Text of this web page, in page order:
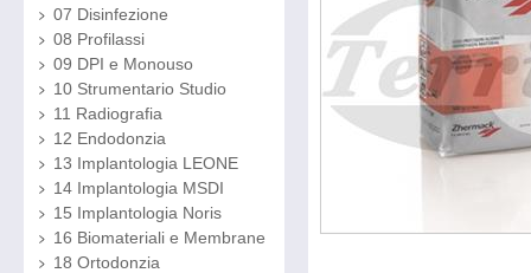
07 Disinfezione
08 Profilassi
09 DPI e Monouso
10 Strumentario Studio
11 Radiografia
12 Endodonzia
13 Implantologia LEONE
14 Implantologia MSDI
15 Implantologia Noris
16 Biomateriali e Membrane
18 Ortodonzia